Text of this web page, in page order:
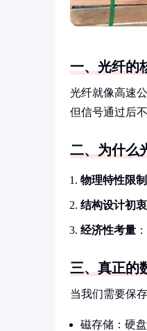
一、光纤的
光纤就像高速
但信号通过后
二、为什么
物理特性限制
结构设计初衷
经济性考量
三、真正的
当我们需要保
磁存储：硬